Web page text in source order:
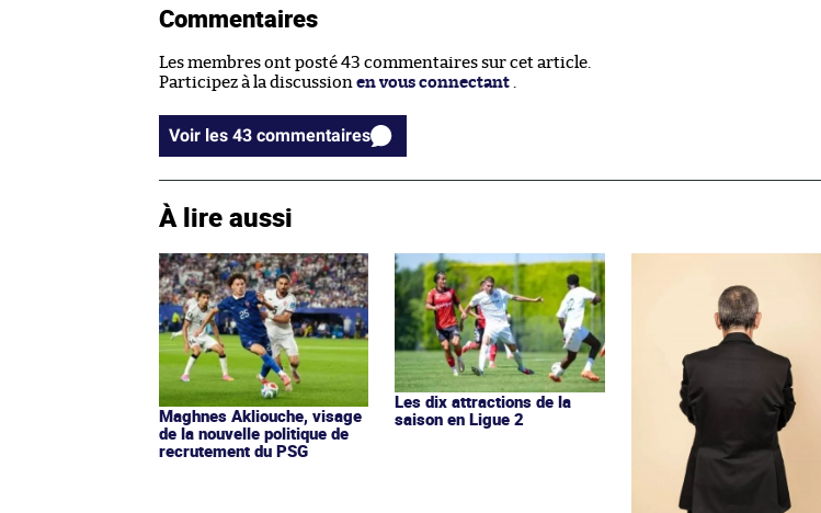
Commentaires
Les membres ont posté 43 commentaires sur cet article.
Participez à la discussion en vous connectant .
Voir les 43 commentaires
À lire aussi
Maghnes Akliouche, visage
de la nouvelle politique de
recrutement du PSG
Les dix attractions de la
saison en Ligue 2